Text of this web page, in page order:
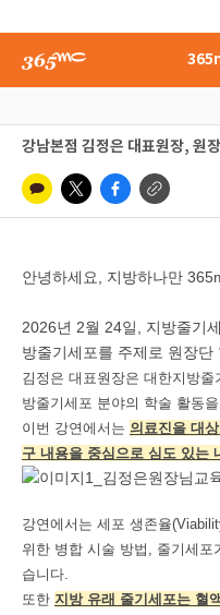
강남본점 김정은 대표원장, 원
안녕하세요, 지방하나만
2026년 2월 24일, 지방줄기
방줄기세포를 주제로 원장단
김정은 대표원장은 대한지방
방줄기세포 분야의 학술 활동
이번 강연에서는 의료진을 대
구 내용을 중심으로 심도 있는
강연에서는 세포 생존율
위한 병합 시술 방법, 줄기세포
습니다.
또한 지방 유래 줄기세포는 혈